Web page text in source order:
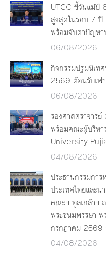
UTCC ชี้วันแม่ปี
สูงสุดในรอบ 7 ปี
พร้อมจับตาปัญหา
06/08/2026
กิจกรรมปฐมนิเท
2569 ต้อนรับเฟ
06/08/2026
รองศาสตราจาร
พร้อมคณะผู้บริห
University
04/08/2026
ประธานกรรมกา
ประเทศไทยและ
คณะฯ ทูลเกล้าฯ
พระชนมพรรษา พ
กรกฎาคม 2569
04/08/2026